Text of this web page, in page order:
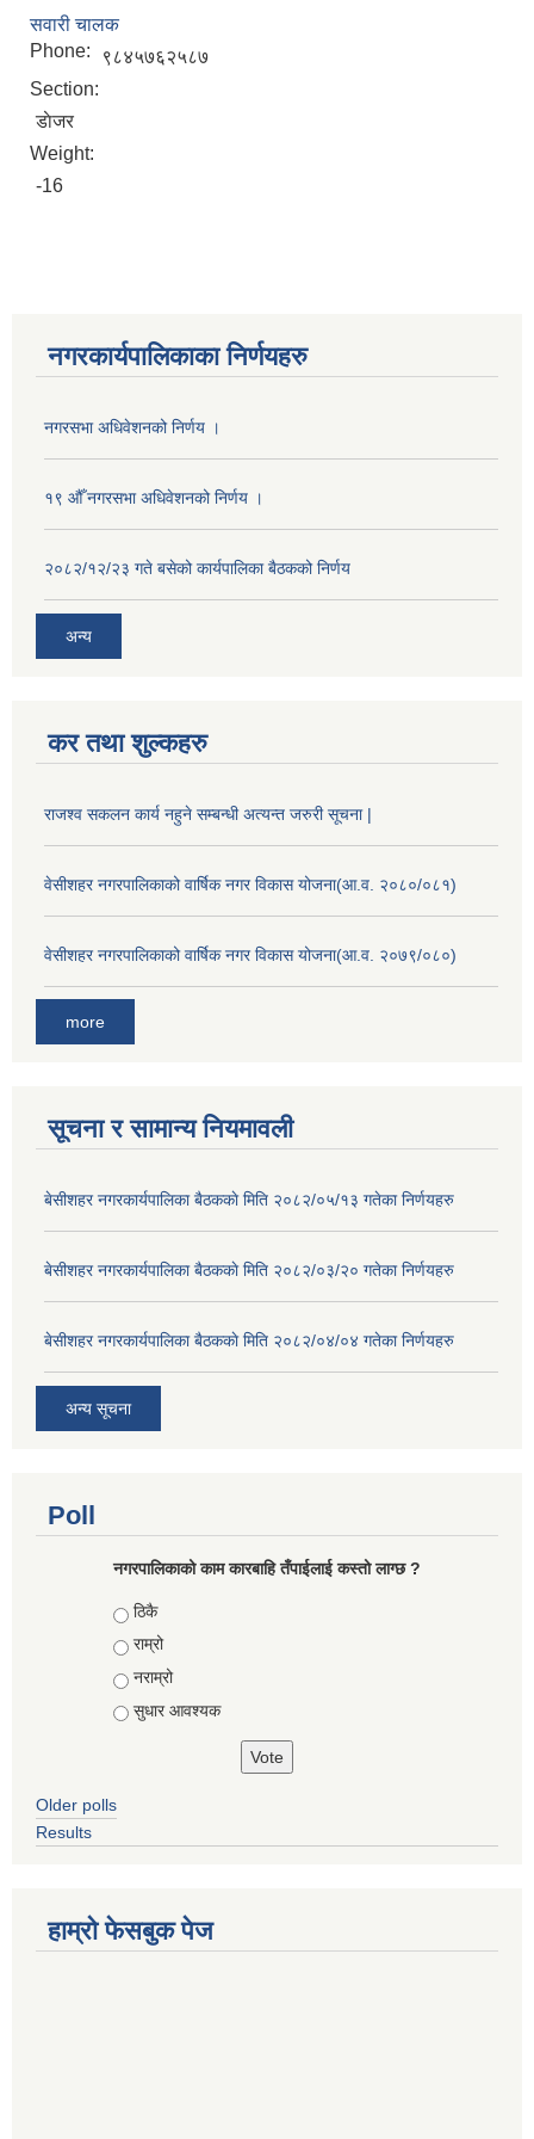
सवारी चालक
Phone:
९८४५७६२५८७
Section:
डाेजर
Weight:
-16
नगरकार्यपालिकाका निर्णयहरु
नगरसभा अधिवेशनको निर्णय ।
१९ औँ नगरसभा अधिवेशनको निर्णय ।
२०८२/१२/२३ गते बसेको कार्यपालिका बैठकको निर्णय
अन्य
कर तथा शुल्कहरु
राजश्व सकलन कार्य नहुने सम्बन्धी अत्यन्त जरुरी सूचना |
वेसीशहर नगरपालिकाको वार्षिक नगर विकास योजना(आ.व. २०८०/०८१)
वेसीशहर नगरपालिकाको वार्षिक नगर विकास योजना(आ.व. २०७९/०८०)
more
सूचना र सामान्य नियमावली
बे‍‍सीशहर नगरकार्यपालिका बैठककाे मिति २०८२/०५/१३ गतेका निर्णयहरु
बे‍‍सीशहर नगरकार्यपालिका बैठककाे मिति २०८२/०३/२० गतेका निर्णयहरु
बे‍‍सीशहर नगरकार्यपालिका बैठककाे मिति २०८२/०४/०४ गतेका निर्णयहरु
अन्य सूचना
Poll
नगरपालिकाको काम कारबाहि तँपाईलाई कस्तो लाग्छ ?
Choices
ठिकै
राम्रो
नराम्रो
सुधार आवश्यक
Older polls
Results
हाम्रो फेसबुक पेज